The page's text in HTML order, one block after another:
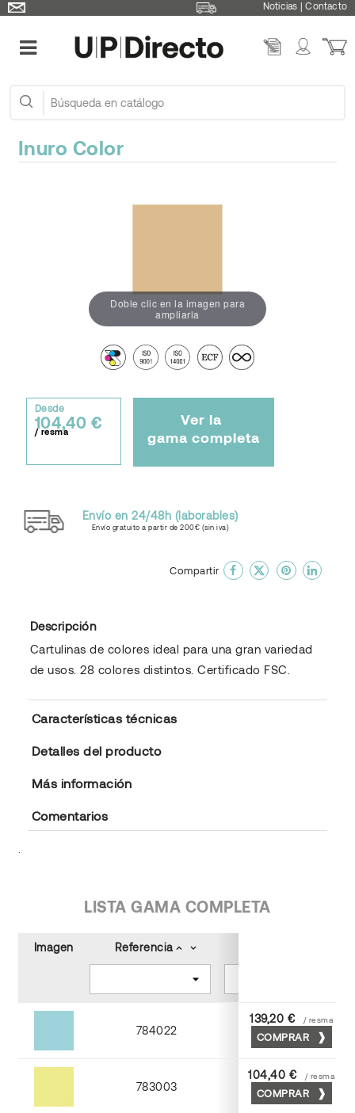
Noticias |Contacto
Inuro Color
Doble clic en la imagen para
ampliarla
Desde
104,40 €
/ resma
Ver la
gama completa
Envío en 24/48h (laborables)
Envío gratuito a partir de 200€ (sin iva)
Compartir
Descripción
Cartulinas de colores ideal para una gran variedad
de usos. 28 colores distintos. Certificado FSC.
Características técnicas
Detalles del producto
Más información
Comentarios
LISTA GAMA COMPLETA
Imagen Referencia keyboard_arrow_up keyboard_arrow_down
784022
Turquesa
139,20 € / resma
COMPRAR
783003
Amarillo
104,40 € / resma
COMPRAR